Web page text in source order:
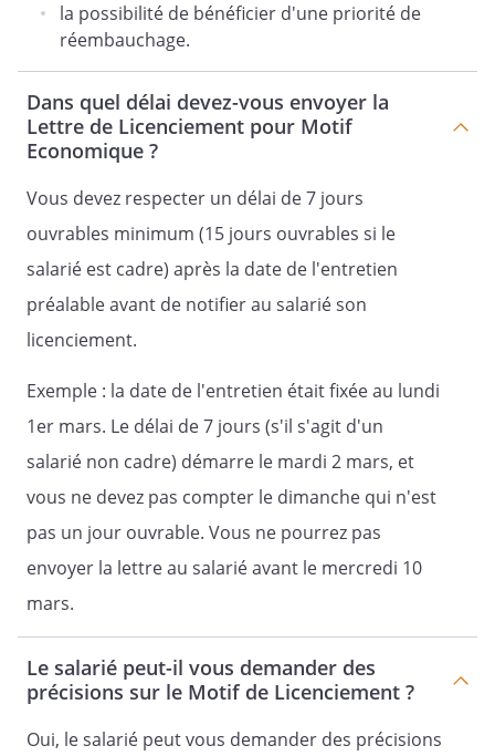
la possibilité de bénéficier d'une priorité de
réembauchage.
Dans quel délai devez-vous envoyer la
Lettre de Licenciement pour Motif
Economique ?
Vous devez respecter un délai de 7 jours
ouvrables minimum (15 jours ouvrables si le
salarié est cadre) après la date de l'entretien
préalable avant de notifier au salarié son
licenciement.
Exemple : la date de l'entretien était fixée au lundi
1er mars. Le délai de 7 jours (s'il s'agit d'un
salarié non cadre) démarre le mardi 2 mars, et
vous ne devez pas compter le dimanche qui n'est
pas un jour ouvrable. Vous ne pourrez pas
envoyer la lettre au salarié avant le mercredi 10
mars.
Le salarié peut-il vous demander des
précisions sur le Motif de Licenciement ?
Oui, le salarié peut vous demander des précisions